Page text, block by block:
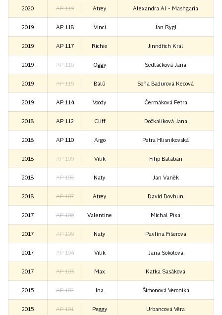
2020 AP 119 Atrey Alexandra Al - Mashgaria
2019 AP 118 Vinci Jan Rygl
2019 AP 117 Richie Jinndřich Král
2019 AP 116 Oggy Sedláčková Jana
2019 AP 115 Balů Soňa Badurová Kecová
2019 AP 114 Voody Čermáková Petra
2018 AP 112 Cliff Dočkalíková Jana
2018 AP 110 Argo Petra Hlisnikovská
2018 AP 109 Vilík Filip Balabán
2018 AP 108 Naty Jan Vaněk
2018 AP 107 Atrey David Dovhun
2017 AP 106 Valentine Michal Pixa
2017 AP 105 Naty Pavlína Fišerová
2017 AP 104 Vilík Jana Sokolová
2017 AP 103 Max Katka Sasáková
2015 AP 102 Ina Šimonová Veronika
2015 AP 101 Peggy Urbancová Věra